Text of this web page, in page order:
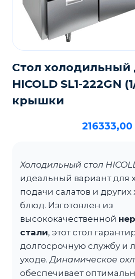
Стол холодильный
HICOLD SL1-222GN
крышки
216333,00
Холодильный стол
идеальный вариант для
подачи салатов и
блюд. Изготовлен из
высококачественной
стали, этот стол
долгосрочную службу и
уходе.Динамическое
обеспечивает